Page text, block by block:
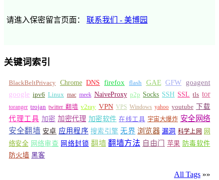
请進入保密留言页面： 联系我们 - 美博园
关键词索引
BlackBeltPrivacy Chrome DNS firefox flash GAE GFW
goagent
google ipv6 Linux mac meek NaiveProxy p2p Socks SSH SSL tls tor
toranger trojan twitter 翻墙 v2ray VPN VPS Windows yahoo youtube 下载
代理工具 加密 加密代理 加密软件 在线工具 宇宙大爆炸 安全网络
安全翻墙 安卓 应用程序 搜索引擎 无界 浏览器 漏洞 科学上网 网
络安全 网络审查 网络封锁 翻墙 翻墙方法 自由门 苹果 防毒软件
防火墙 黑客
All Tags »»